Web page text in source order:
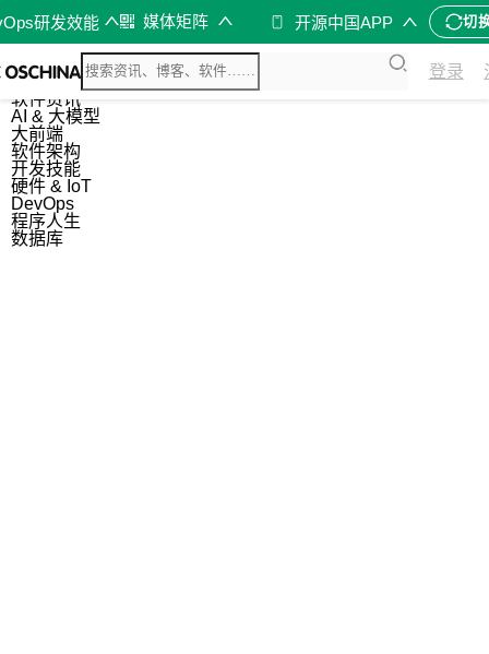
研发效能 媒体矩阵 开源中国APP 切
登录
综合
开源资讯
软件资讯
AI & 大模型
大前端
软件架构
开发技能
硬件 & IoT
DevOps
程序人生
数据库